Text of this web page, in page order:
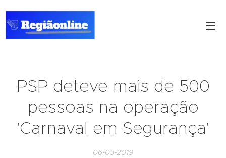
PSP deteve mais de 500
pessoas na operação
'Carnaval em Segurança'
06-03-2019